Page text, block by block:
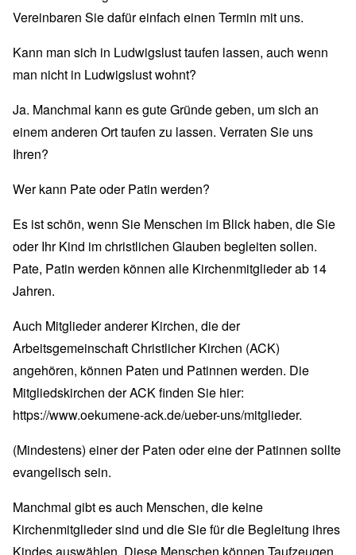
Vereinbaren Sie dafür einfach einen Termin mit uns.
Kann man sich in Ludwigslust taufen lassen, auch wenn
man nicht in Ludwigslust wohnt?
Ja. Manchmal kann es gute Gründe geben, um sich an
einem anderen Ort taufen zu lassen. Verraten Sie uns
Ihren?
Wer kann Pate oder Patin werden?
Es ist schön, wenn Sie Menschen im Blick haben, die Sie
oder Ihr Kind im christlichen Glauben begleiten sollen.
Pate, Patin werden können alle Kirchenmitglieder ab 14
Jahren.
Auch Mitglieder anderer Kirchen, die der
Arbeitsgemeinschaft Christlicher Kirchen (ACK)
angehören, können Paten und Patinnen werden. Die
Mitgliedskirchen der ACK finden Sie hier:
https://www.oekumene-ack.de/ueber-uns/mitglieder.
(Mindestens) einer der Paten oder eine der Patinnen sollte
evangelisch sein.
Manchmal gibt es auch Menschen, die keine
Kirchenmitglieder sind und die Sie für die Begleitung ihres